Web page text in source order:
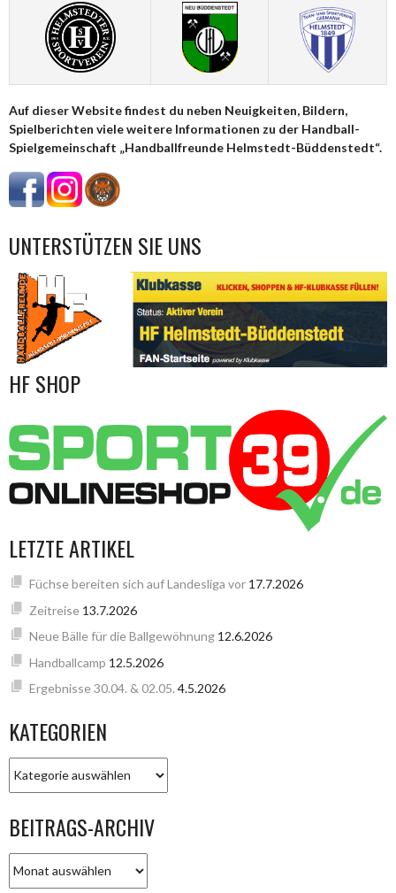
Auf dieser Website findest du neben Neuigkeiten, Bildern,
Spielberichten viele weitere Informationen zu der Handball-
Spielgemeinschaft „Handballfreunde Helmstedt-Büddenstedt“.
UNTERSTÜTZEN SIE UNS
HF SHOP
LETZTE ARTIKEL
Füchse bereiten sich auf Landesliga vor 17.7.2026
Zeitreise 13.7.2026
Neue Bälle für die Ballgewöhnung 12.6.2026
Handballcamp 12.5.2026
Ergebnisse 30.04. & 02.05. 4.5.2026
KATEGORIEN
BEITRAGS-ARCHIV
ARCHIV